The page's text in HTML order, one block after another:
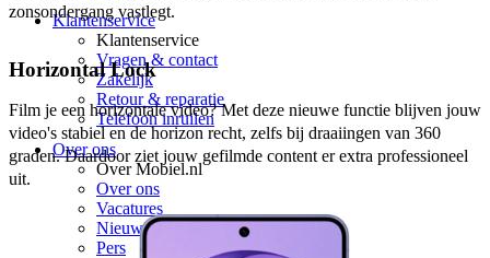
Klantenservice
Klantenservice
Vragen & contact
Zakelijk
Retour & reparatie
Telefoon inruilen
Over ons
Over Mobiel.nl
Over ons
Vacatures
Nieuws
Pers
zonsondergang vastlegt.
Horizontal Lock
Film je een horizontale video? Met deze nieuwe functie blijven jouw
video's stabiel en de horizon recht, zelfs bij draaiingen van 360
graden. Daardoor ziet jouw gefilmde content er extra professioneel
uit.